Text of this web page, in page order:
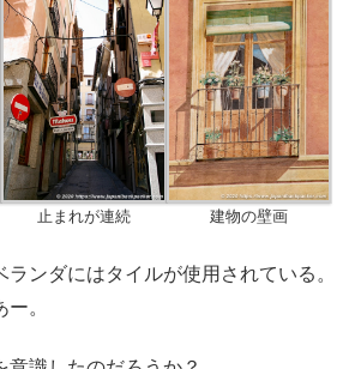
止まれが連続 建物の壁画
ランダにはタイルが使用されている。
。